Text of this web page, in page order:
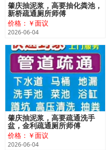
肇庆抽泥浆，高要抽化粪池，
新桥疏通厕所师傅
价格：￥面议
2026-06-04
肇庆抽泥浆，高要疏通洗手
盆，金利疏通厕所师傅
价格：￥面议
2026-06-04